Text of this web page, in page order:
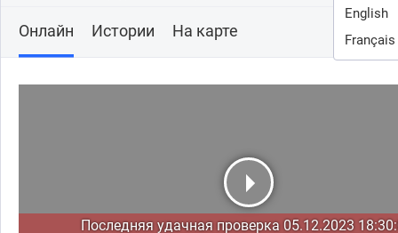
English
Français
Онлайн Истории На карте
Последняя удачная проверка 05.12.2023